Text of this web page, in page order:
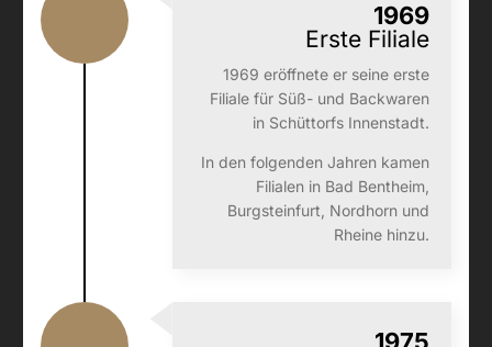
1969
Erste Filiale
1969 eröffnete er seine erste
Filiale für Süß- und Backwaren
in Schüttorfs Innenstadt.
In den folgenden Jahren kamen
Filialen in Bad Bentheim,
Burgsteinfurt, Nordhorn und
Rheine hinzu.